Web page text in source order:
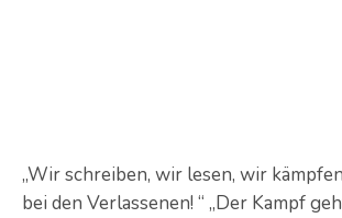
„Wir schreiben, wir lesen, wir
bei den Verlassenen! “ „Der Kampf